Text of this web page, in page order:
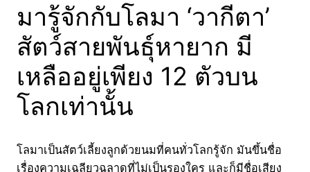
มารู้จักกับโลมา ‘วากีตา’
สัตว์สายพันธุ์หายาก มี
เหลืออยู่เพียง 12 ตัวบน
โลกเท่านั้น
โลมาเป็นสัตว์เลี้ยงลูกด้วยนมที่คนทั่วโลกรู้จัก มันขึ้นชื่อ
เรื่องความเฉลียวฉลาดที่ไม่เป็นรองใคร และก็มีชื่อเสียง